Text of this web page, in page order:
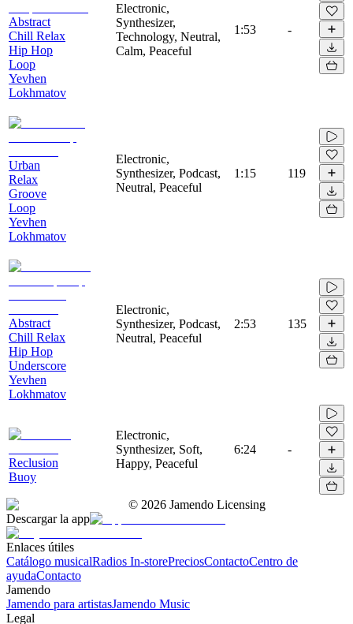
Abstract
Chill Relax
Hip Hop
Loop
Yevhen
Lokhmatov
Electronic,
Synthesizer,
Technology, Neutral,
Calm, Peaceful
1:53 -
Urban
Relax
Groove
Loop
Yevhen
Lokhmatov
Electronic,
Synthesizer, Podcast,
Neutral, Peaceful
1:15 119
Abstract
Chill Relax
Hip Hop
Underscore
Yevhen
Lokhmatov
Electronic,
Synthesizer, Podcast,
Neutral, Peaceful
2:53 135
Reclusion
Buoy
Electronic,
Synthesizer, Soft,
Happy, Peaceful
6:24 -
© 2026 Jamendo Licensing
Descargar la app
Enlaces útiles
Catálogo musicalRadios In-storePreciosContactoCentro de
ayudaContacto
Jamendo
Jamendo para artistasJamendo Music
Legal